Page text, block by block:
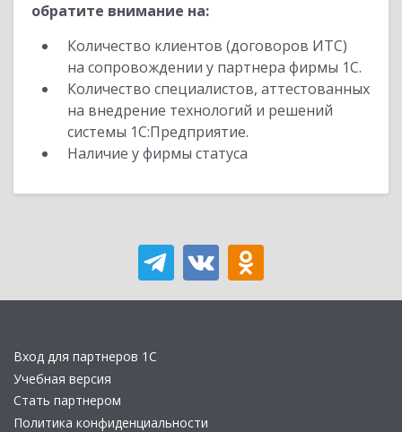
обратите внимание на:
Количество клиентов (договоров ИТС)
на сопровождении у партнера фирмы 1С.
Количество специалистов, аттестованных
на внедрение технологий и решений
системы 1С:Предприятие.
Наличие у фирмы статуса
Вход для партнеров 1С
Учебная версия
Стать партнером
Политика конфиденциальности